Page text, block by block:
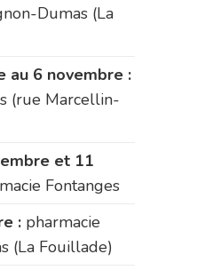
Dumas (La
au 6 novembre :
(rue Marcellin-
et 11
Fontanges
: pharmacie
(La Fouillade)